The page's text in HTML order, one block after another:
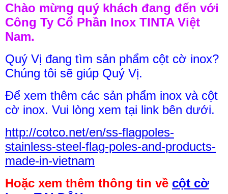
Chào mừng quý khách đang đến với
Công Ty Cổ Phần Inox TINTA Việt
Nam.
Quý Vị đang tìm sản phẩm cột cờ inox?
Chúng tôi sẽ giúp Quý Vị.
Để xem thêm các sản phẩm inox và cột
cờ inox. Vui lòng xem tại link bên dưới.
http://cotco.net/en/ss-flagpoles-
stainless-steel-flag-poles-and-products-
made-in-vietnam
Hoặc xem thêm thông tin về cột cờ